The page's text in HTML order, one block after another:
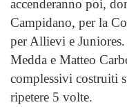
accenderanno poi,
Campidano, per la
per Allievi e
Medda e Matteo
complessivi costruiti
ripetere 5 volte.